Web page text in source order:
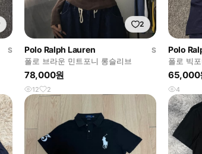
S
2
Polo Ralph Lauren
S
폴로 브라운 민트포니 롱슬리브
78,000원
12 2
Polo
폴로 빅
65,000
4